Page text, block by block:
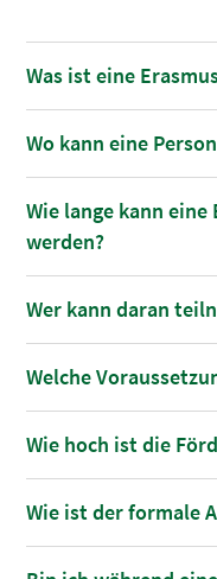
Was ist eine
Wo kann eine
Wie lange kann
werden?
Wer kann daran
Welche
Wie hoch ist die
Wie ist der formale